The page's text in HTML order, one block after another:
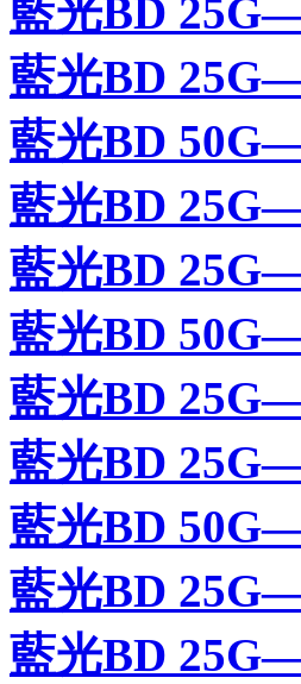
藍光BD
藍光BD
藍光BD
藍光BD
藍光BD
藍光BD
藍光BD
藍光BD
藍光BD
藍光BD
藍光BD